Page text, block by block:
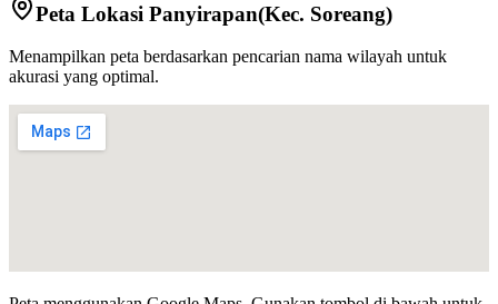
Peta Lokasi Panyirapan(Kec. Soreang)
Menampilkan peta berdasarkan pencarian nama wilayah untuk
akurasi yang optimal.